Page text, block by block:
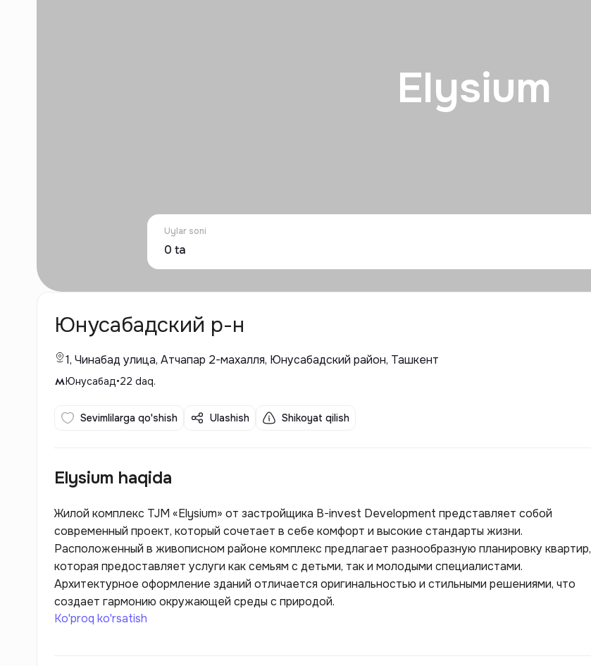
Elysium
Uylar soni
0 ta
Юнусабадский р-н
1, Чинабад улица, Атчапар 2-махалля, Юнусабадский район, Ташкент
Юнусабад•22 daq.
Sevimlilarga qo'shish Ulashish Shikoyat qilish
Elysium haqida
Жилой комплекс TJM «Elysium» от застройщика B-invest Development представляет собой
современный проект, который сочетает в себе комфорт и высокие стандарты жизни.
Расположенный в живописном районе комплекс предлагает разнообразную планировку квартир,
которая предоставляет услуги как семьям с детьми, так и молодыми специалистами.
Архитектурное оформление зданий отличается оригинальностью и стильными решениями, что
создает гармонию окружающей среды с природой.
Ko'proq ko'rsatish